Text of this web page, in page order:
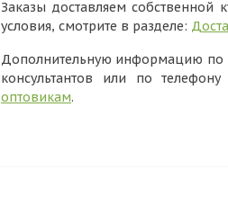
Заказы доставляем
условия, смотрите в разделе:
Дополнительную информацию по
консультантов или по телефону
оптовикам.